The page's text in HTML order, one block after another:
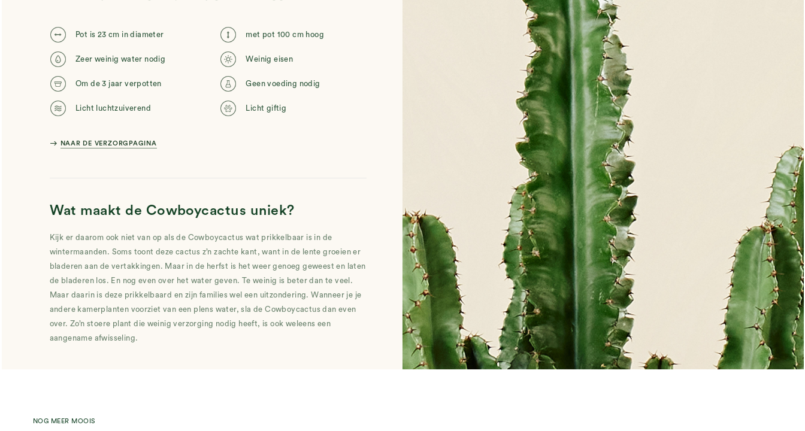
Pot is 23 cm in diameter
Zeer weinig water nodig
Om de 3 jaar verpotten
Licht luchtzuiverend
met pot 100 cm hoog
Weinig eisen
Geen voeding nodig
Licht giftig
east NAAR DE VERZORGPAGINA
Wat maakt de Cowboycactus uniek?
Kijk er daarom ook niet van op als de Cowboycactus wat prikkelbaar is in de
wintermaanden. Soms toont deze cactus z’n zachte kant, want in de lente groeien er
bladeren aan de vertakkingen. Maar in de herfst is het weer genoeg geweest en laten
de bladeren los. En nog even over het water geven. Te weinig is beter dan te veel.
Maar daarin is deze prikkelbaard en zijn families wel een uitzondering. Wanneer je je
andere kamerplanten voorziet van een plens water, sla de Cowboycactus dan even
over. Zo’n stoere plant die weinig verzorging nodig heeft, is ook weleens een
aangename afwisseling.
NOG MEER MOOIS